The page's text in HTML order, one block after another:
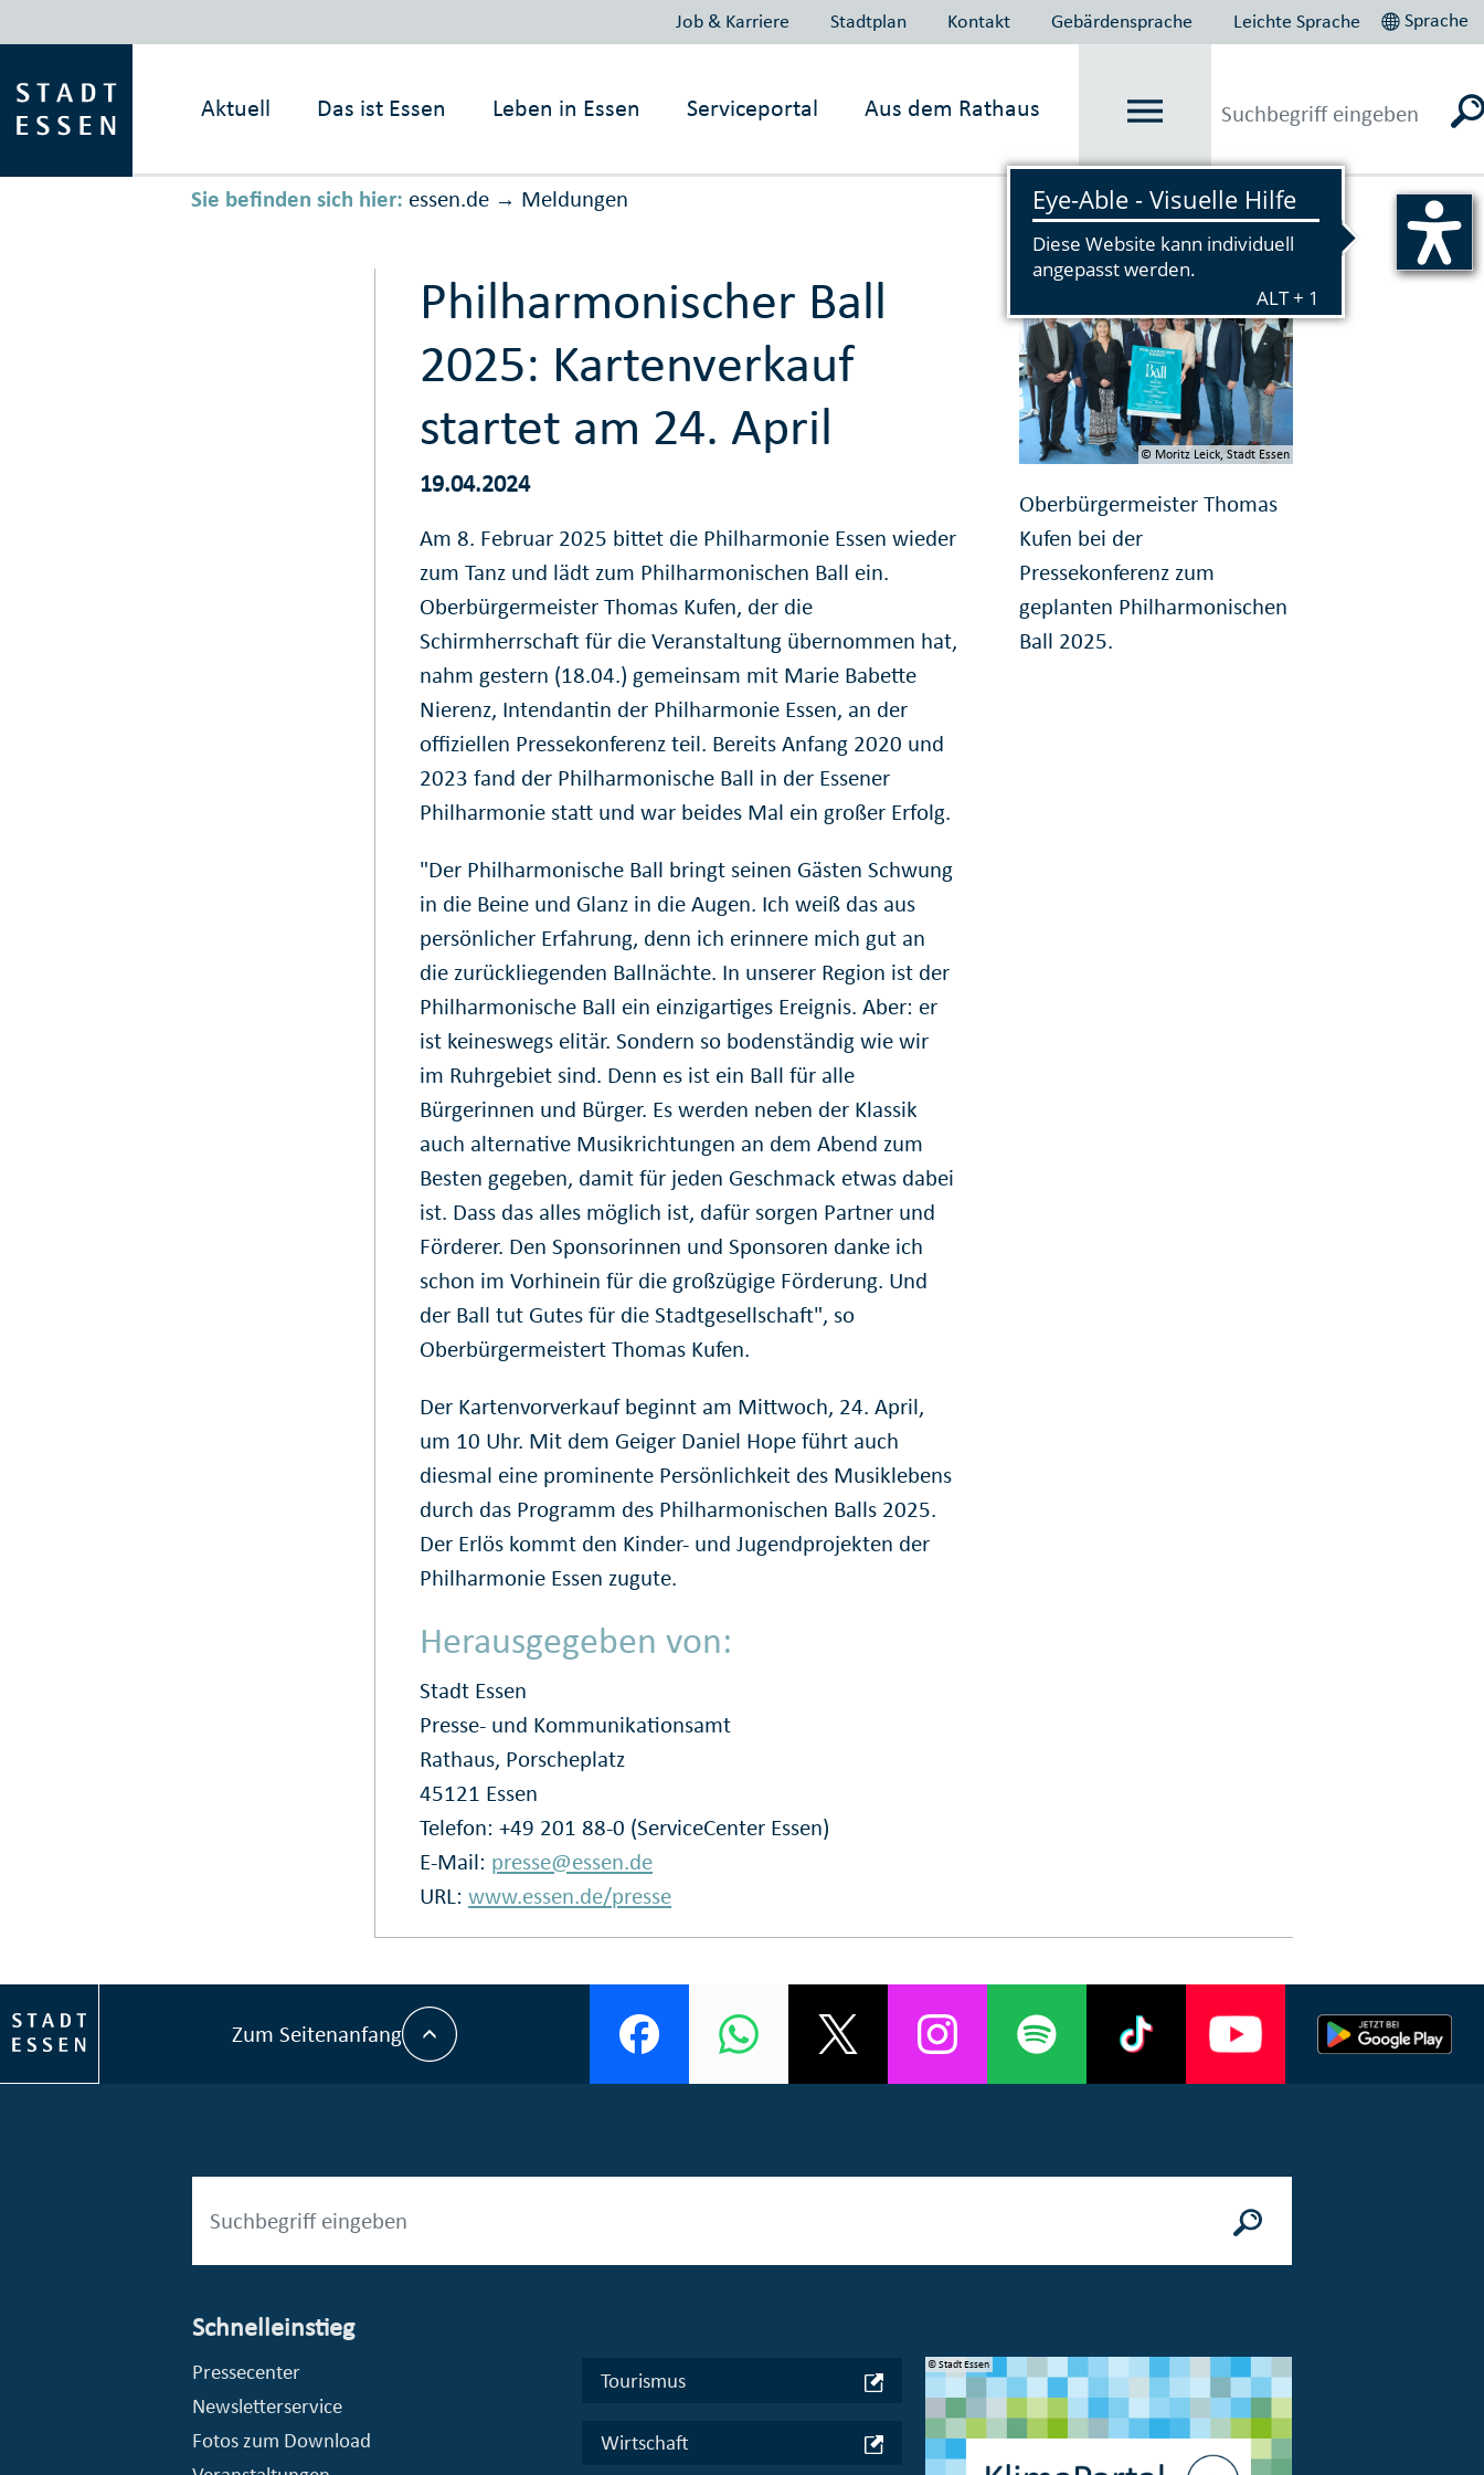
Job & Karriere Stadtplan Kontakt Gebärdensprache Leichte Sprache Sprache
Aktuell Das ist Essen Leben in Essen Serviceportal Aus dem Rathaus
Sie befinden sich hier: essen.de → Meldungen Vorlesen
Philharmonischer Ball
2025: Kartenverkauf
startet am 24. April
19.04.2024
Am 8. Februar 2025 bittet die Philharmonie Essen wieder
zum Tanz und lädt zum Philharmonischen Ball ein.
Oberbürgermeister Thomas Kufen, der die
Schirmherrschaft für die Veranstaltung übernommen hat,
nahm gestern (18.04.) gemeinsam mit Marie Babette
Nierenz, Intendantin der Philharmonie Essen, an der
offiziellen Pressekonferenz teil. Bereits Anfang 2020 und
2023 fand der Philharmonische Ball in der Essener
Philharmonie statt und war beides Mal ein großer Erfolg.
"Der Philharmonische Ball bringt seinen Gästen Schwung
in die Beine und Glanz in die Augen. Ich weiß das aus
persönlicher Erfahrung, denn ich erinnere mich gut an
die zurückliegenden Ballnächte. In unserer Region ist der
Philharmonische Ball ein einzigartiges Ereignis. Aber: er
ist keineswegs elitär. Sondern so bodenständig wie wir
im Ruhrgebiet sind. Denn es ist ein Ball für alle
Bürgerinnen und Bürger. Es werden neben der Klassik
auch alternative Musikrichtungen an dem Abend zum
Besten gegeben, damit für jeden Geschmack etwas dabei
ist. Dass das alles möglich ist, dafür sorgen Partner und
Förderer. Den Sponsorinnen und Sponsoren danke ich
schon im Vorhinein für die großzügige Förderung. Und
der Ball tut Gutes für die Stadtgesellschaft", so
Oberbürgermeistert Thomas Kufen.
Der Kartenvorverkauf beginnt am Mittwoch, 24. April,
um 10 Uhr. Mit dem Geiger Daniel Hope führt auch
diesmal eine prominente Persönlichkeit des Musiklebens
durch das Programm des Philharmonischen Balls 2025.
Der Erlös kommt den Kinder- und Jugendprojekten der
Philharmonie Essen zugute.
Herausgegeben von:
Stadt Essen
Presse- und Kommunikationsamt
Rathaus, Porscheplatz
45121 Essen
Telefon: +49 201 88-0 (ServiceCenter Essen)
E-Mail: presse@essen.de
URL:www.essen.de/presse
© Moritz Leick, Stadt Essen
Oberbürgermeister Thomas
Kufen bei der
Pressekonferenz zum
geplanten Philharmonischen
Ball 2025.
Zum Seitenanfang
Schnelleinstieg
Pressecenter
Newsletterservice
Fotos zum Download
Tourismus
Wirtschaft
© Stadt Essen, Presse- und Kommunikationsamt © Stadt Essen